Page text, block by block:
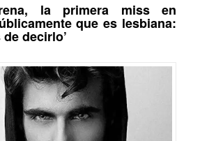
la primera miss en
que es lesbiana:
de decirlo’